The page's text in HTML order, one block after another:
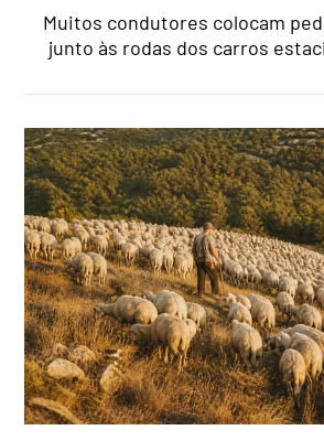
Muitos condutores colocam
junto às rodas dos carros